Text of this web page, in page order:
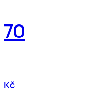
70
Kč